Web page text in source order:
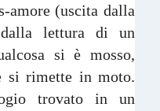
amore (uscita dalla
dalla lettura di un
si è mosso,
si rimette in moto.
trovato in un